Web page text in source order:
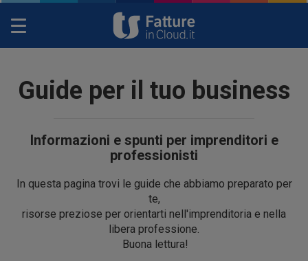
Toggle
Guide per il tuo business
Informazioni e spunti per imprenditori e
professionisti
In questa pagina trovi le guide che abbiamo preparato per
te,
risorse preziose per orientarti nell'imprenditoria e nella
libera professione.
Buona lettura!